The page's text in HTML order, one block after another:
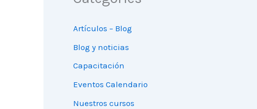
Artículos – Blog
Blog y noticias
Capacitación
Eventos Calendario
Nuestros cursos